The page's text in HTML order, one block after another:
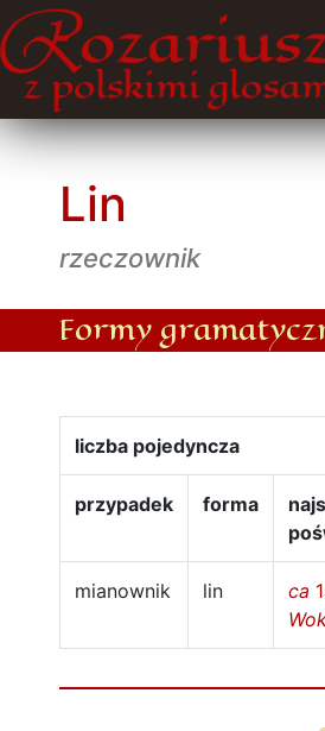
Lin
rzeczownik
Formy
liczba pojedyncza
przypadek forma
mianownik lin ca